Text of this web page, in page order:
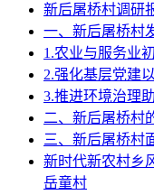
新后屠桥村调研
一、新后屠桥村
1.农业与服务业
2.强化基层党建
3.推进环境治理
二、新后屠桥村
三、新后屠桥村
新时代新农村乡
岳童村